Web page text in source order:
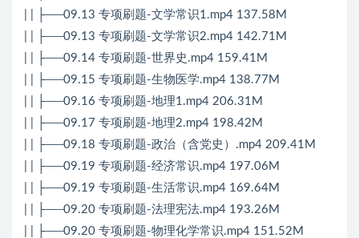
| | ├──09.13 专项刷题-文学常识1.mp4 137.58M
| | ├──09.13 专项刷题-文学常识2.mp4 142.71M
| | ├──09.14 专项刷题-世界史.mp4 159.41M
| | ├──09.15 专项刷题-生物医学.mp4 138.77M
| | ├──09.16 专项刷题-地理1.mp4 206.31M
| | ├──09.17 专项刷题-地理2.mp4 198.42M
| | ├──09.18 专项刷题-政治（含党史）.mp4 209.41M
| | ├──09.19 专项刷题-经济常识.mp4 197.06M
| | ├──09.19 专项刷题-生活常识.mp4 169.64M
| | ├──09.20 专项刷题-法理宪法.mp4 193.26M
| | ├──09.20 专项刷题-物理化学常识.mp4 151.52M